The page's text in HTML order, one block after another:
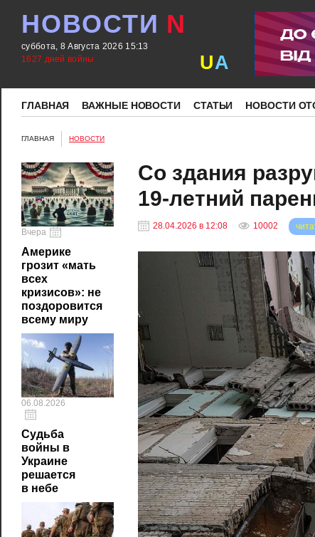
НОВОСТИ N
суббота, 8 Августа 2026 15:13
1627 дней войны
UA
ГЛАВНАЯ ВАЖНЫЕ НОВОСТИ СТАТЬИ НОВОСТИ
ГЛАВНАЯ НОВОСТИ
Вчера
Америке
грозит «мать
всех
кризисов»: не
поздоровится
всему миру
06.08.2026
Судьба
войны в
Украине
решается
в небе
Со здания
19-летний
28.04.2026 в 12:08 10002